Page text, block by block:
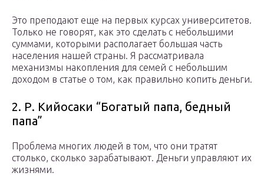
Это преподают еще на первых курсах университетов.
Только не говорят, как это сделать с небольшими
суммами, которыми располагает большая часть
населения нашей страны. Я рассматривала
механизмы накопления для семей с небольшим
доходом в статье о том, как правильно копить деньги.
2. Р. Кийосаки “Богатый папа, бедный
папа”
Проблема многих людей в том, что они тратят
столько, сколько зарабатывают. Деньги управляют их
жизнями.